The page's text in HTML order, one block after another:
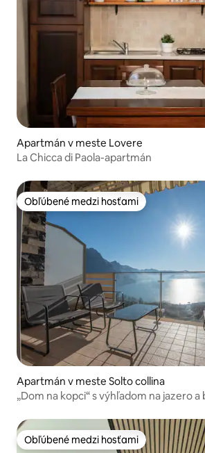
Apartmán v meste Lovere
La Chicca di Paola-apartmán
Obľúbené medzi hosťami
Obľúbené medzi hosťami
Apartmán v meste Solto collina
„Dom na kopci“ s výhľadom na jazero a
Obľúbené medzi hosťami
Obľúbené medzi hosťami